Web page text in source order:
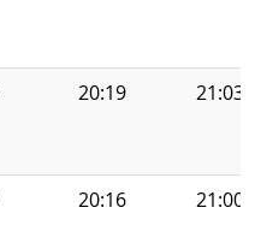
20:19 21:03
20:16 21:00